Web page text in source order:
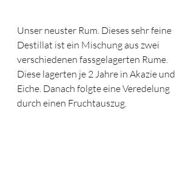
Unser neuster Rum. Dieses sehr feine
Destillat ist ein Mischung aus zwei
verschiedenen fassgelagerten Rume.
Diese lagerten je 2 Jahre in Akazie und
Eiche. Danach folgte eine Veredelung
durch einen Fruchtauszug.